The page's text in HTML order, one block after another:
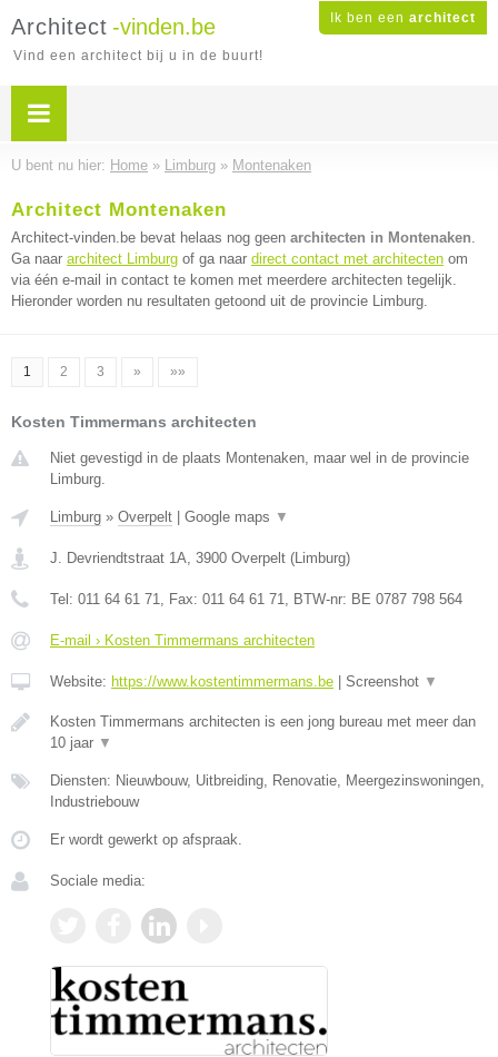
Ik ben een architect
Architect -vinden.be
Vind een architect bij u in de buurt!
U bent nu hier: Home » Limburg » Montenaken
Architect Montenaken
Architect-vinden.be bevat helaas nog geen architecten in Montenaken.
Ga naar architect Limburg of ga naar direct contact met architecten om
via één e-mail in contact te komen met meerdere architecten tegelijk.
Hieronder worden nu resultaten getoond uit de provincie Limburg.
1 2 3 » »»
Kosten Timmermans architecten
Niet gevestigd in de plaats Montenaken, maar wel in de provincie
Limburg.
Limburg » Overpelt Google maps ▼
J. Devriendtstraat 1A, 3900 Overpelt (Limburg)
Tel: 011 64 61 71, Fax: 011 64 61 71, BTW-nr: BE 0787 798 564
E-mail › Kosten Timmermans architecten
Website: https://www.kostentimmermans.be Screenshot ▼
Kosten Timmermans architecten is een jong bureau met meer dan
10 jaar ▼
Diensten: Nieuwbouw, Uitbreiding, Renovatie, Meergezinswoningen,
Industriebouw
Er wordt gewerkt op afspraak.
Sociale media: